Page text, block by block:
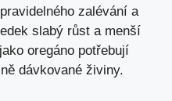
zalévání a
slabý růst a menší
oregáno potřebují
dávkované živiny.